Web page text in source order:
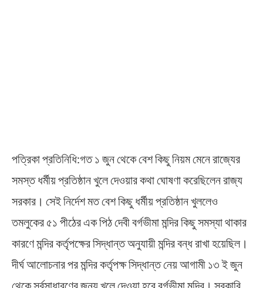
পত্রিকা প্রতিনিধি:গত ১ জুন থেকে বেশ কিছু নিয়ম মেনে রাজ্যের
সমস্ত ধর্মীয় প্রতিষ্ঠান খুলে দেওয়ার কথা ঘোষণা করেছিলেন রাজ্য
সরকার। সেই নির্দেশ মত বেশ কিছু ধর্মীয় প্রতিষ্ঠান খুললেও
তমলুকের ৫১ পীঠের এক পিঠ দেবী বর্গভীমা মন্দির কিছু সমস্যা থাকার
কারণে মন্দির কর্তৃপক্ষের সিদ্ধান্ত অনুযায়ী মন্দির বন্ধ রাখা হয়েছিল।
দীর্ঘ আলোচনার পর মন্দির কর্তৃপক্ষ সিদ্ধান্ত নেয় আগামী ১৩ ই জুন
থেকে সর্বসাধারণের জন্য খুলে দেওয়া হবে বর্গভীমা মন্দির। সরকারি